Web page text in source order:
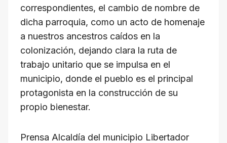
correspondientes, el cambio de nombre de
dicha parroquia, como un acto de homenaje
a nuestros ancestros caídos en la
colonización, dejando clara la ruta de
trabajo unitario que se impulsa en el
municipio, donde el pueblo es el principal
protagonista en la construcción de su
propio bienestar.
Prensa Alcaldía del municipio Libertador